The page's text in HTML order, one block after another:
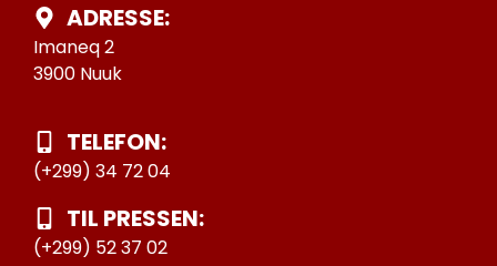
ADRESSE:
Imaneq 2
3900 Nuuk
TELEFON:
(+299) 34 72 04
TIL PRESSEN:
(+299) 52 37 02